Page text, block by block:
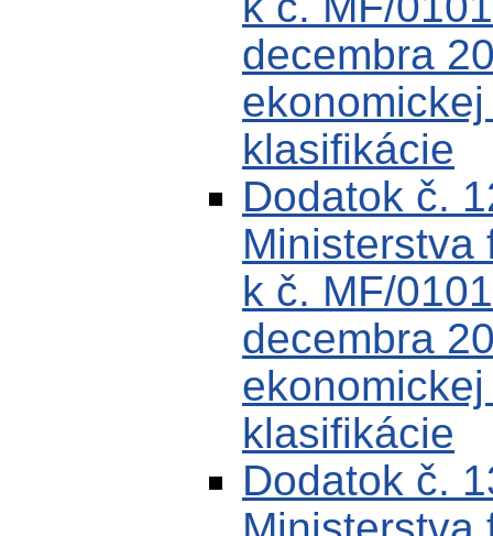
decembra
klasifikácie
Dodatok č.
Ministerstva
k č. MF/
decembra
klasifikácie
Dodatok č.